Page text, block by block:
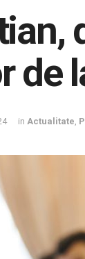
de
in Actualitate,